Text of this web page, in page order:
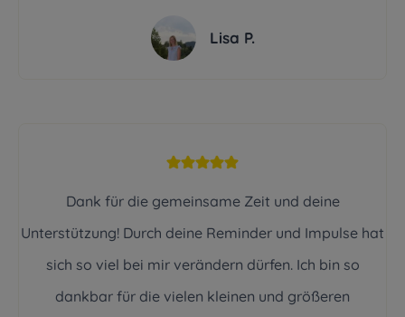
Lisa P.
Dank für die gemeinsame Zeit und deine
Unterstützung! Durch deine Reminder und Impulse hat
sich so viel bei mir verändern dürfen. Ich bin so
dankbar für die vielen kleinen und größeren